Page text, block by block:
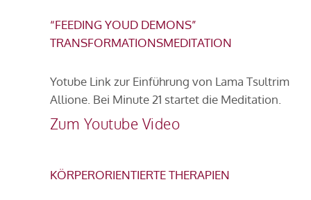
“FEEDING YOUD DEMONS”
TRANSFORMATIONSMEDITATION
Yotube Link zur Einführung von Lama Tsultrim
Allione. Bei Minute 21 startet die Meditation.
Zum Youtube Video
KÖRPERORIENTIERTE THERAPIEN